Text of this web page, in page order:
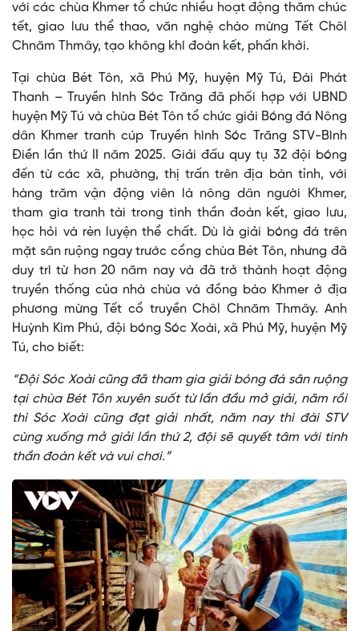
với các chùa Khmer tổ chức nhiều hoạt động thăm chúc
tết, giao lưu thể thao, văn nghệ chào mừng Tết Chôl
Chnăm Thmây, tạo không khí đoàn kết, phấn khởi.
Tại chùa Bét Tôn, xã Phú Mỹ, huyện Mỹ Tú, Đài Phát
Thanh – Truyền hình Sóc Trăng đã phối hợp với UBND
huyện Mỹ Tú và chùa Bét Tôn tổ chức giải Bóng đá Nông
dân Khmer tranh cúp Truyền hình Sóc Trăng STV-Bình
Điền lần thứ II năm 2025. Giải đấu quy tụ 32 đội bóng
đến từ các xã, phường, thị trấn trên địa bàn tỉnh, với
hàng trăm vận động viên là nông dân người Khmer,
tham gia tranh tài trong tinh thần đoàn kết, giao lưu,
học hỏi và rèn luyện thể chất. Dù là giải bóng đá trên
mặt sân ruộng ngay trước cổng chùa Bét Tôn, nhưng đã
duy trì từ hơn 20 năm nay và đã trở thành hoạt động
truyền thống của nhà chùa và đồng bào Khmer ở địa
phương mừng Tết cổ truyền Chôl Chnăm Thmây. Anh
Huỳnh Kim Phú, đội bóng Sóc Xoài, xã Phú Mỹ, huyện Mỹ
Tú, cho biết:
“Đội Sóc Xoài cũng đã tham gia giải bóng đá sân ruộng
tại chùa Bét Tôn xuyên suốt từ lần đầu mở giải, năm rồi
thì Sóc Xoài cũng đạt giải nhất, năm nay thì đài STV
cùng xuống mở giải lần thứ 2, đội sẽ quyết tâm với tinh
thần đoàn kết và vui chơi.”